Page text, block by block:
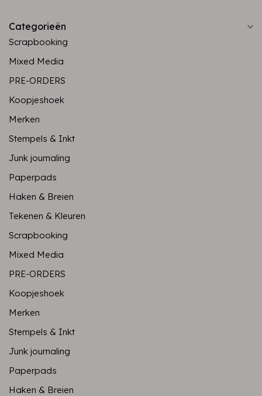
Categorieën
Scrapbooking
Mixed Media
PRE-ORDERS
Koopjeshoek
Merken
Stempels & Inkt
Junk journaling
Paperpads
Haken & Breien
Tekenen & Kleuren
Scrapbooking
Mixed Media
PRE-ORDERS
Koopjeshoek
Merken
Stempels & Inkt
Junk journaling
Paperpads
Haken & Breien